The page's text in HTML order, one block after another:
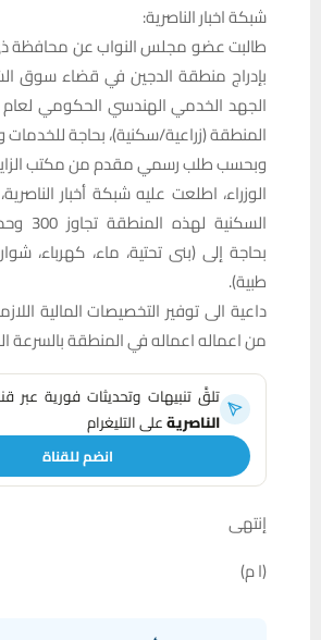
شبكة اخبار الناصرية:
طالبت عضو مجلس النواب عن محافظة ذي
بإدراج منطقة الدجين في قضاء سوق
المنطقة (زراعية/سكنية)، بحاجة للخدمات
وبحسب طلب رسمي مقدم من مكتب
الوزراء، اطلعت عليه شبكة أخبار
بحاجة إلى (بنى تحتية، ماء، كهرباء،
طبية).
داعية الى توفير التخصيصات المالية
من اعماله اعماله في المنطقة بالسرعة
تلقَّ تنبيهات وتحديثات فورية عبر
الناصريةعلى التليغرام
انضم للقناة
إنتهى
(ا م)